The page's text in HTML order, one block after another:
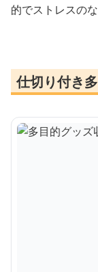
的でストレスの
仕切り付き